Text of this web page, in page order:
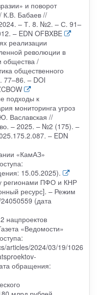
и поворот
К.В. Бабаев //
– Т. 8. №2. – С. 91–
– EDN OFBXBE
реализации
революции в
общества /
общественного
77–86. – DOI
подходы к
мониторинга угроз
Ваславская //
– 2025. – №2 (175). –
– EDN
«КамАЗ»
15.05.2025).
регионами ПФО и КНР
ресурс]. – Режим
(дата
нацпроектов
«Ведомости»
articles/2024/03/19/1026
обращения: